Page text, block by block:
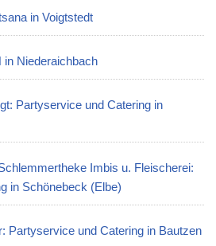
in Voigtstedt
in Niederaichbach
Partyservice und Catering in
Imbis u. Fleischerei:
in Schönebeck (Elbe)
Partyservice und Catering in Bautzen